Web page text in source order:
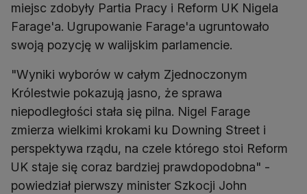
miejsc zdobyły Partia Pracy i Reform UK Nigela
Farage'a. Ugrupowanie Farage'a ugruntowało
swoją pozycję w walijskim parlamencie.
"Wyniki wyborów w całym Zjednoczonym
Królestwie pokazują jasno, że sprawa
niepodległości stała się pilna. Nigel Farage
zmierza wielkimi krokami ku Downing Street i
perspektywa rządu, na czele którego stoi Reform
UK staje się coraz bardziej prawdopodobna" -
powiedział pierwszy minister Szkocji John